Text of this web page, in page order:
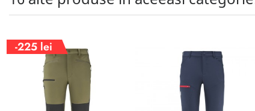
-225 lei